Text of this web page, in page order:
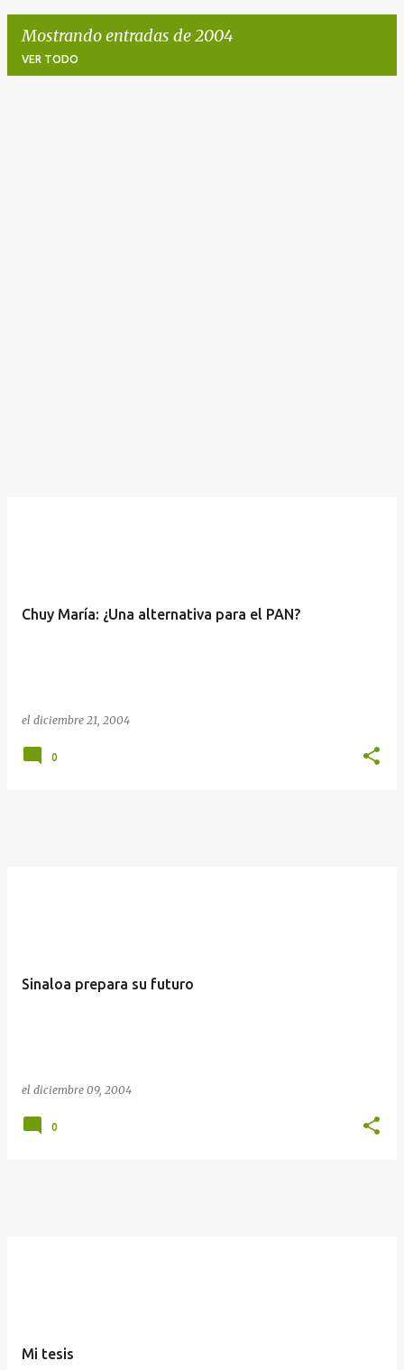
Mostrando entradas de 2004
VER TODO
Chuy María: ¿Una alternativa para el PAN?
el diciembre 21, 2004
0
Sinaloa prepara su futuro
el diciembre 09, 2004
0
Mi tesis